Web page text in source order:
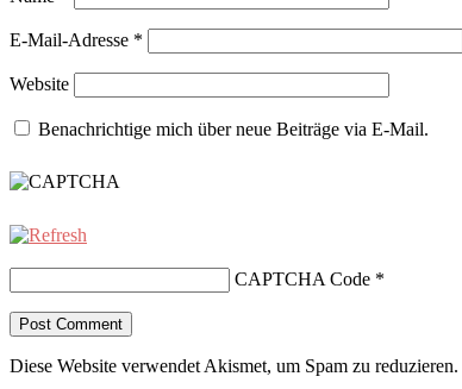
E-Mail-Adresse *
Website
Benachrichtige mich über neue Beiträge via E-Mail.
CAPTCHA Code *
Diese Website verwendet Akismet, um Spam zu reduzieren.